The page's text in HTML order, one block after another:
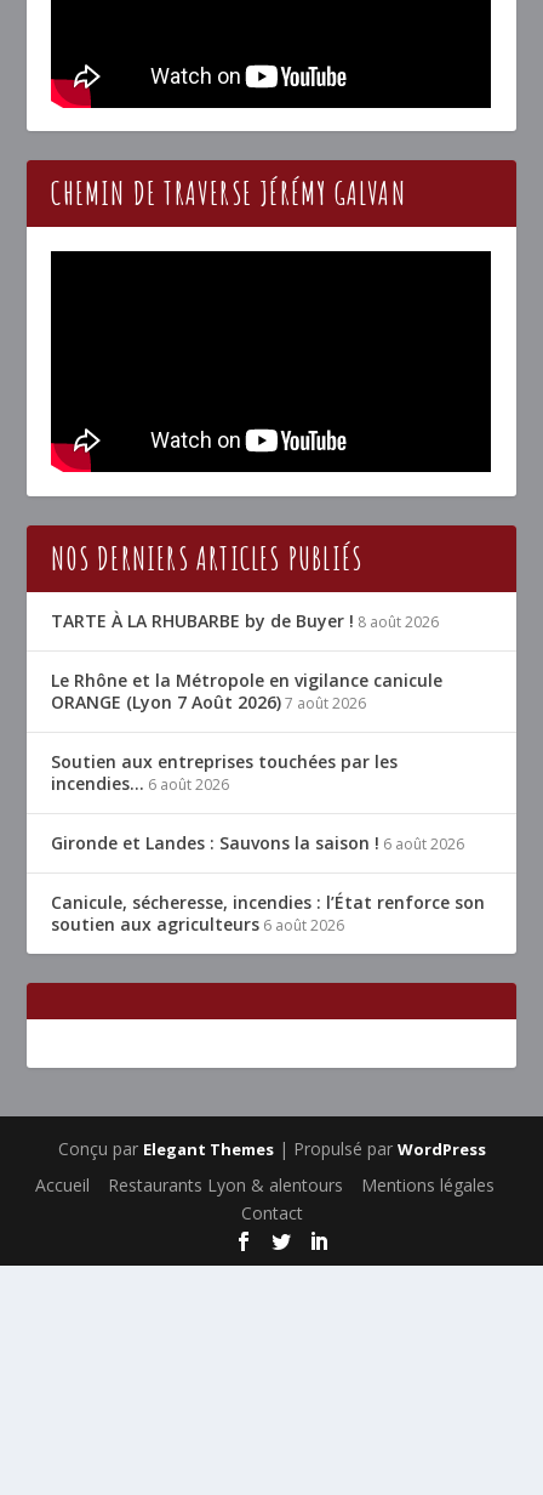
CHEMIN DE TRAVERSE JÉRÉMY GALVAN
NOS DERNIERS ARTICLES PUBLIÉS
TARTE À LA RHUBARBE by de Buyer ! 8 août 2026
Le Rhône et la Métropole en vigilance canicule
ORANGE (Lyon 7 Août 2026) 7 août 2026
Soutien aux entreprises touchées par les
incendies… 6 août 2026
Gironde et Landes : Sauvons la saison ! 6 août 2026
Canicule, sécheresse, incendies : l’État renforce son
soutien aux agriculteurs 6 août 2026
Conçu par Elegant Themes| Propulsé par WordPress
Accueil Restaurants Lyon & alentours
Mentions légales
Contact